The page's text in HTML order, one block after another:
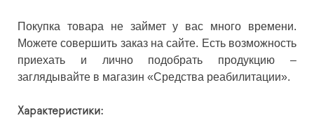
Покупка товара не займет у вас много времени.
Можете совершить заказ на сайте. Есть возможность
приехать и лично подобрать продукцию –
заглядывайте в магазин «Средства реабилитации».
Характеристики: